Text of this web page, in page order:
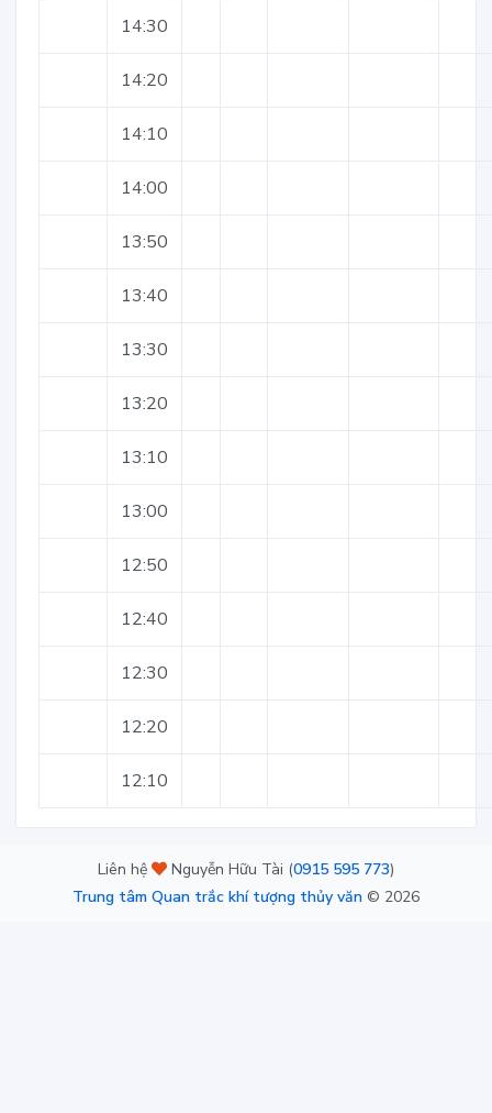
14:30
14:20
14:10
14:00
13:50
13:40
13:30
13:20
13:10
13:00
12:50
12:40
12:30
12:20
12:10
Liên hệ Nguyễn Hữu Tài (0915 595 773)
Trung tâm Quan trắc khí tượng thủy văn © 2026